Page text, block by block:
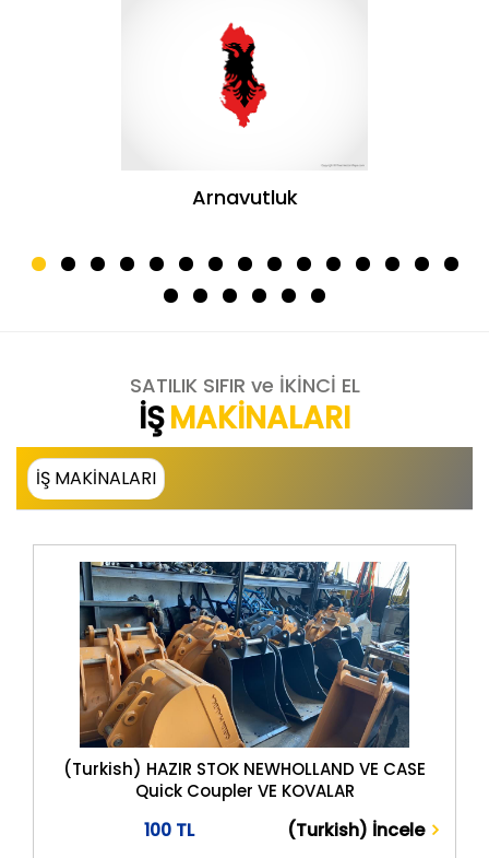
Arnavutluk
SATILIK SIFIR ve İKİNCİ EL
İŞMAKİNALARI
İŞ MAKİNALARI
(Turkish) HAZIR STOK NEWHOLLAND VE CASE
Quick Coupler VE KOVALAR
100 TL (Turkish) İncele